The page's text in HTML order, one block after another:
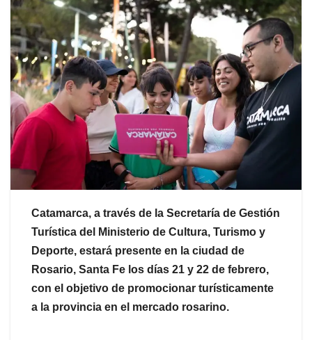
Catamarca, a través de la Secretaría de Gestión
Turística del Ministerio de Cultura, Turismo y
Deporte, estará presente en la ciudad de
Rosario, Santa Fe los días 21 y 22 de febrero,
con el objetivo de promocionar turísticamente
a la provincia en el mercado rosarino.